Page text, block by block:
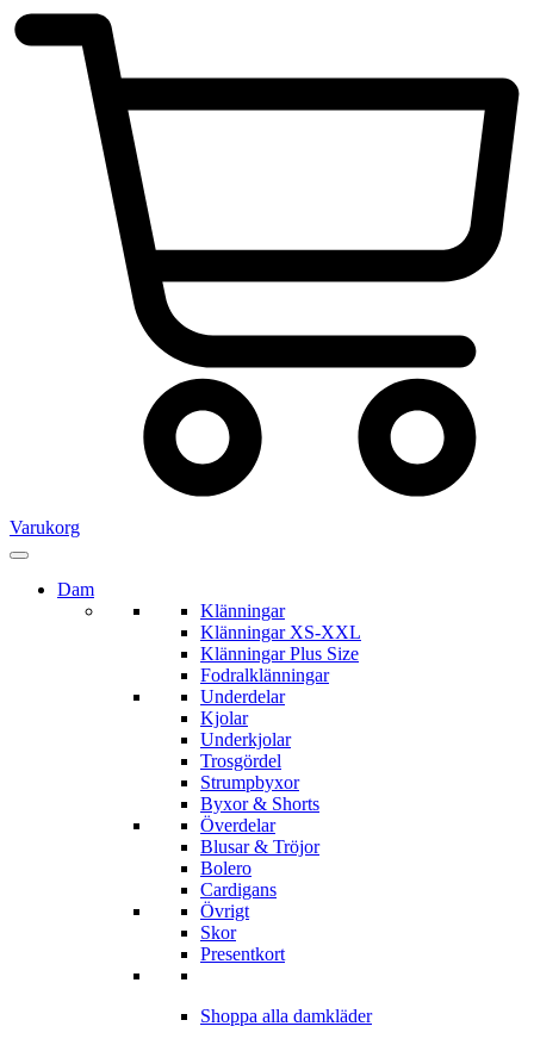
Varukorg
Dam
Klänningar
Klänningar XS-XXL
Klänningar Plus Size
Fodralklänningar
Underdelar
Kjolar
Underkjolar
Trosgördel
Strumpbyxor
Byxor & Shorts
Överdelar
Blusar & Tröjor
Bolero
Cardigans
Övrigt
Skor
Presentkort
Shoppa alla damkläder